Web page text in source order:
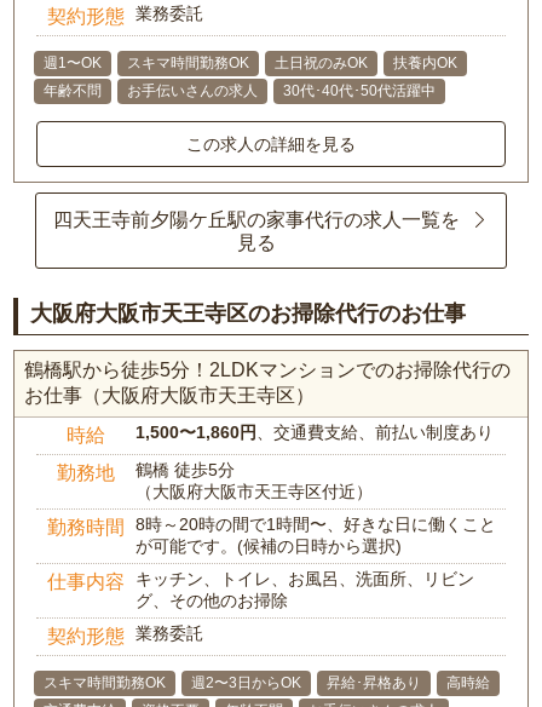
契約形態 業務委託
週1〜OK スキマ時間勤務OK 土日祝のみOK
扶養内OK
年齢不問
お手伝いさんの求人 30代･40代･50代活躍中
この求人の詳細を見る
四天王寺前夕陽ケ丘駅の家事代行の求人一覧を
見る
大阪府大阪市天王寺区のお掃除代行のお仕事
鶴橋駅から徒歩5分！2LDKマンションでのお掃除代行の
お仕事（大阪府大阪市天王寺区）
時給 1,500〜1,860円 、交通費支給、前払い制度あり
勤務地
鶴橋 徒歩5分
（大阪府大阪市天王寺区付近）
勤務時間
8時～20時の間で1時間〜、好きな日に働くこと
が可能です。(候補の日時から選択)
仕事内容
キッチン、トイレ、お風呂、洗面所、リビン
グ、その他のお掃除
契約形態 業務委託
スキマ時間勤務OK 週2〜3日からOK 昇給･昇格あり
高時給